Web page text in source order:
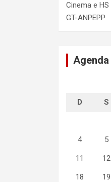
Cinema e HS
GT-ANPEPP
Agenda
D S
4 5
11 12
18 19